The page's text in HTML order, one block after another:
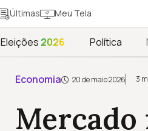
Últimas Meu Tela
Eleições 2026 Política
Economia 20 de maio 2026 3